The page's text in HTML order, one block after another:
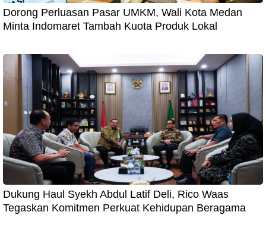
Dorong Perluasan Pasar UMKM, Wali Kota Medan
Minta Indomaret Tambah Kuota Produk Lokal
Dukung Haul Syekh Abdul Latif Deli, Rico Waas
Tegaskan Komitmen Perkuat Kehidupan Beragama